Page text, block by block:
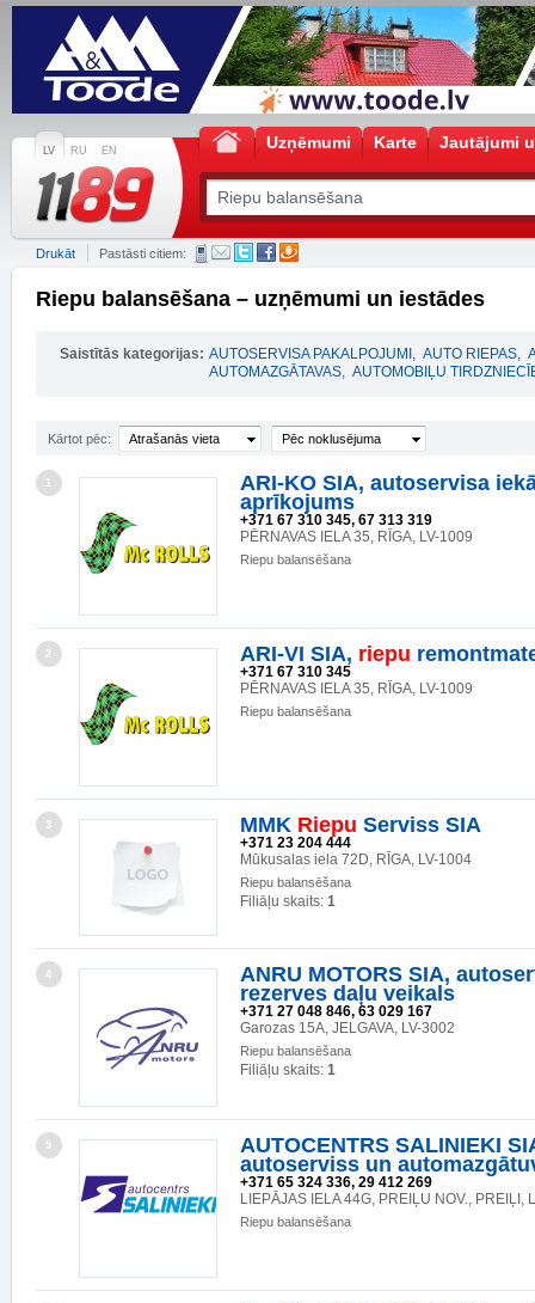
LV RU EN Uzņēmumi Karte Jautājumi
Drukāt Pastāsti citiem:
Riepu balansēšana – uzņēmumi un iestādes
Saistītās kategorijas: AUTOSERVISA PAKALPOJUMI , AUTO RIEPAS,
AUTOMAZGĀTAVAS, AUTOMOBIĻU
Kārtot pēc: Atrašanās vieta Pēc noklusējuma
1
ARI-KO SIA, autoservisa
aprīkojums
+371 67 310 345, 67 313 319
PĒRNAVAS IELA 35, RĪGA, LV-1009
Riepu balansēšana
2 ARI-VI SIA, riepu
+371 67 310 345
PĒRNAVAS IELA 35, RĪGA, LV-1009
Riepu balansēšana
3 MMK Riepu Serviss SIA
+371 23 204 444
Mūkusalas iela 72D, RĪGA, LV-1004
Riepu balansēšana
Filiāļu skaits: 1
4
ANRU MOTORS SIA,
rezerves daļu veikals
+371 27 048 846, 63 029 167
Garozas 15A, JELGAVA, LV-3002
Riepu balansēšana
Filiāļu skaits: 1
5
AUTOCENTRS SALINIEKI
autoserviss un
+371 65 324 336, 29 412 269
LIEPĀJAS IELA 44G, PREIĻU NOV., PREIĻI,
Riepu balansēšana